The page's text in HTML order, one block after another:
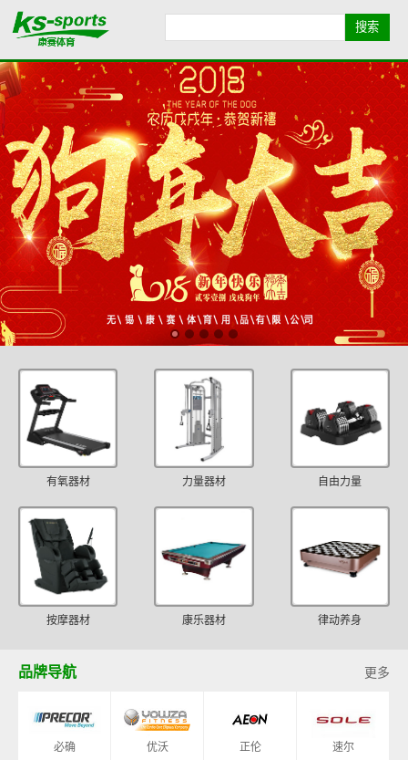
首页导航 品牌导航 全部产品 康赛简介
业绩展示 健身资讯 联系我们 地图导航
有氧器材 力量器材 自由力量
按摩器材 康乐器材 律动养身
更多
品牌导航
必确 优沃 正伦 速尔